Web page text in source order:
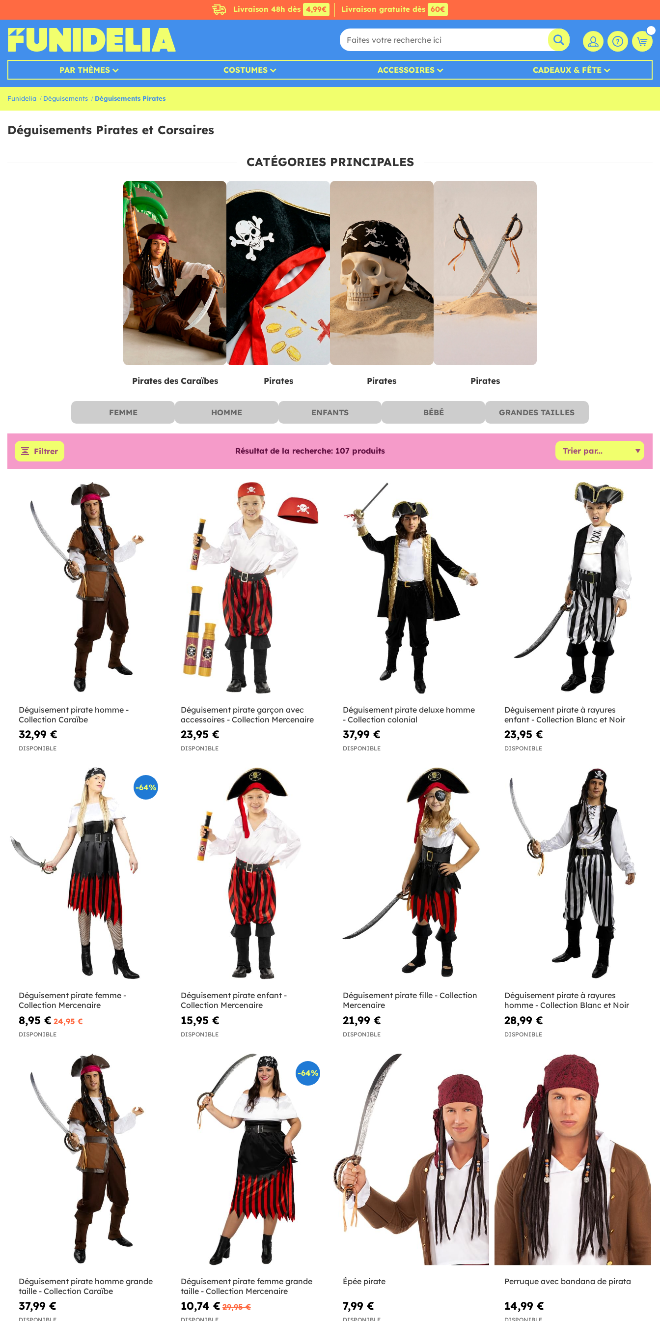
Livraison 48h dès 4,99€ Livraison gratuite dès 60€
PAR THÈMES COSTUMES ACCESSOIRES CADEAUX & FÊTE
Funidelia Déguisements Déguisements Pirates
Déguisements Pirates et Corsaires
CATÉGORIES PRINCIPALES
Pirates des Caraïbes Pirates Pirates Pirates
FEMME HOMME ENFANTS BÉBÉ GRANDES TAILLES
Filtrer Résultat de la recherche: 107produits
Déguisement pirate homme -
Collection Caraïbe
32,99 €
DISPONIBLE
Déguisement pirate garçon avec
accessoires - Collection Mercenaire
23,95 €
DISPONIBLE
Déguisement pirate deluxe homme
- Collection colonial
37,99 €
DISPONIBLE
Déguisement pirate à rayures
enfant - Collection Blanc et Noir
23,95 €
DISPONIBLE
-64%
Déguisement pirate femme -
Collection Mercenaire
8,95 € 24,95 €
DISPONIBLE
Déguisement pirate enfant -
Collection Mercenaire
15,95 €
DISPONIBLE
Déguisement pirate fille - Collection
Mercenaire
21,99 €
DISPONIBLE
Déguisement pirate à rayures
homme - Collection Blanc et Noir
28,99 €
DISPONIBLE
Déguisement pirate homme grande
taille - Collection Caraïbe
37,99 €
-64%
Déguisement pirate femme grande
taille - Collection Mercenaire
10,74 € 29,95 €
Épée pirate
7,99 €
Perruque avec bandana de pirata
14,99 €